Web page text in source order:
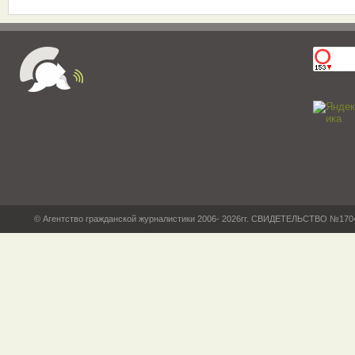
© Агентство гражданской журналистики 2006- 2026гг. СВИДЕТЕЛЬСТВО